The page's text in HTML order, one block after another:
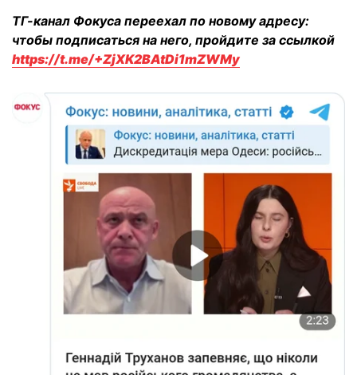
ТГ-канал Фокуса переехал по новому адресу:
чтобы подписаться на него, пройдите за ссылкой
https://t.me/+ZjXK2BAtDi1mZWMy